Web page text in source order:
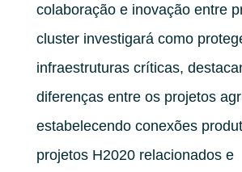
colaboração e inovação entre
cluster investigará como
infraestruturas críticas,
diferenças entre os projetos
estabelecendo conexões
projetos H2020 relacionados e